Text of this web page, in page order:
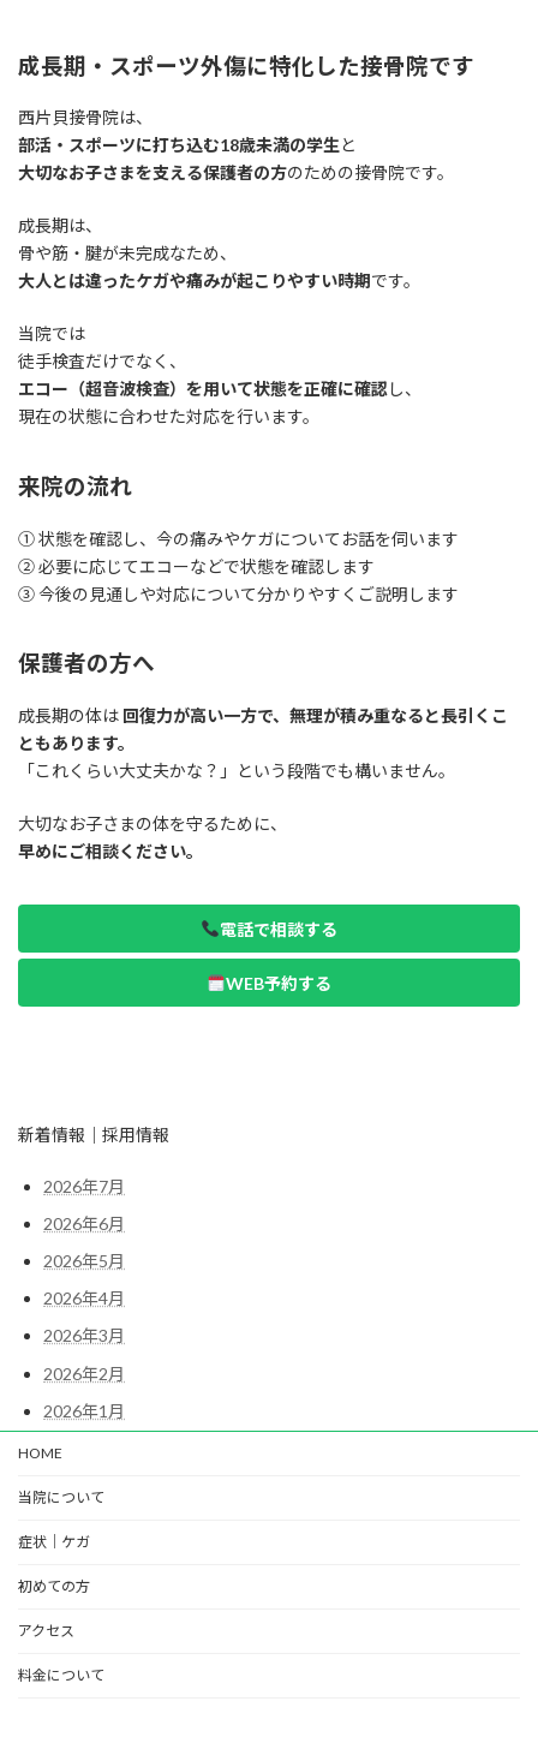
成長期・スポーツ外傷に特化した接骨院です
西片貝接骨院は、
部活・スポーツに打ち込む18歳未満の学生と
大切なお子さまを支える保護者の方のための接骨院です。
成長期は、
骨や筋・腱が未完成なため、
大人とは違ったケガや痛みが起こりやすい時期です。
当院では
徒手検査だけでなく、
エコー（超音波検査）を用いて状態を正確に確認し、
現在の状態に合わせた対応を行います。
来院の流れ
① 状態を確認し、今の痛みやケガについてお話を伺います
② 必要に応じてエコーなどで状態を確認します
③ 今後の見通しや対応について分かりやすくご説明します
保護者の方へ
成長期の体は 回復力が高い一方で、無理が積み重なると長引くこ
ともあります。
「これくらい大丈夫かな？」という段階でも構いません。
大切なお子さまの体を守るために、
早めにご相談ください。
電話で相談する
WEB予約する
新着情報｜採用情報
2026年7月
2026年6月
2026年5月
2026年4月
2026年3月
2026年2月
2026年1月
HOME
当院について
症状｜ケガ
初めての方
アクセス
料金について